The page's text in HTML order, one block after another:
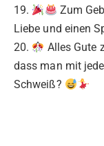
19.
Zum
Liebe und einen
20.
Alles Gute
dass man mit
Schweiß?